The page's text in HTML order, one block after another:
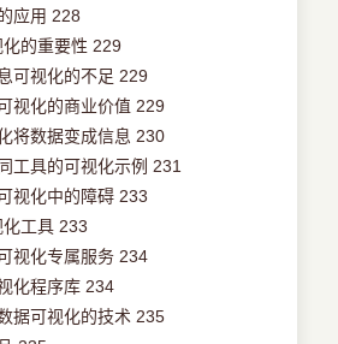
应用 228
的重要性 229
可视化的不足 229
视化的商业价值 229
将数据变成信息 230
工具的可视化示例 231
视化中的障碍 233
工具 233
视化专属服务 234
化程序库 234
据可视化的技术 235